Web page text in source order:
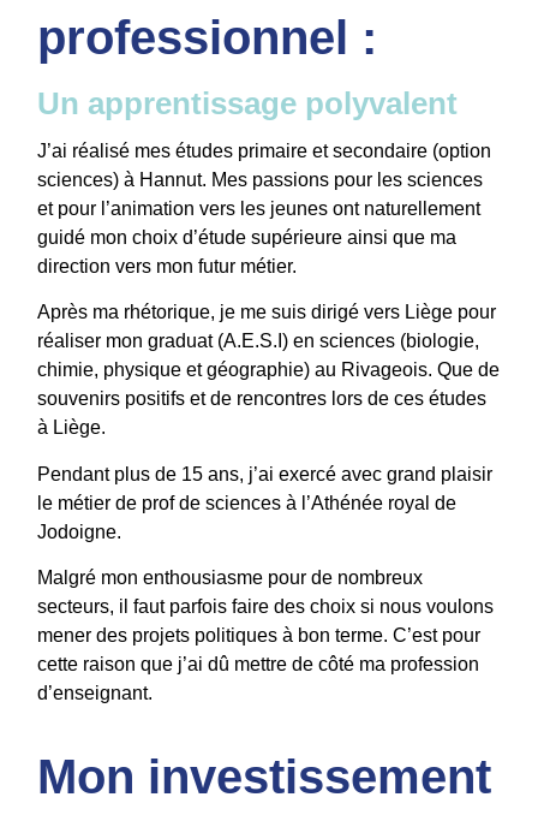
professionnel :
Un apprentissage polyvalent
J’ai réalisé mes études primaire et secondaire (option
sciences) à Hannut. Mes passions pour les sciences
et pour l’animation vers les jeunes ont naturellement
guidé mon choix d’étude supérieure ainsi que ma
direction vers mon futur métier.
Après ma rhétorique, je me suis dirigé vers Liège pour
réaliser mon graduat (A.E.S.I) en sciences (biologie,
chimie, physique et géographie) au Rivageois. Que de
souvenirs positifs et de rencontres lors de ces études
à Liège.
Pendant plus de 15 ans, j’ai exercé avec grand plaisir
le métier de prof de sciences à l’Athénée royal de
Jodoigne.
Malgré mon enthousiasme pour de nombreux
secteurs, il faut parfois faire des choix si nous voulons
mener des projets politiques à bon terme. C’est pour
cette raison que j’ai dû mettre de côté ma profession
d’enseignant.
Mon investissement